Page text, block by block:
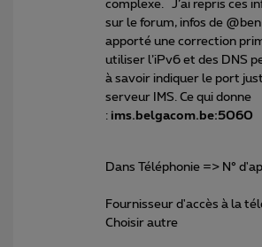
complexe. J’ai repris ces
sur le forum, infos de
apporté une correction
utiliser l’iPv6 et des DNS
à savoir indiquer le port
serveur IMS. Ce qui donne
: ims.belgacom.be:5060
Dans Téléphonie => N°
Fournisseur d'accès à la
Choisir autre